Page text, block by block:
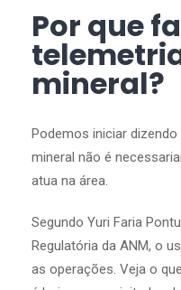
Por que
mineral?
Podemos iniciar
mineral não é
atua na área.
Segundo Yuri Faria
Regulatória da ANM, o
as operações. Veja o